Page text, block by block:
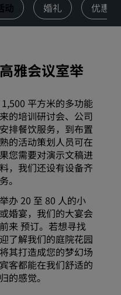
动 婚礼 优惠
雅会议室举
平方米的多功能
的培训研讨会、公司
排餐饮服务，到布置
的活动策划人员可在
您需要对演示文稿进
，我们还设有设备齐
。
办 20 至 80 人的小
婚宴，我们的大宴会
来 预订。若想寻找
了解我们的庭院花园
其打造成您的梦幻场
客都能在我们舒适的
的感觉。